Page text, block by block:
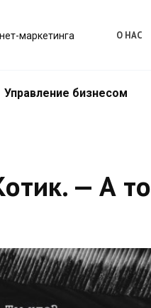
маркетинга О НАС
Управление бизнесом
— А